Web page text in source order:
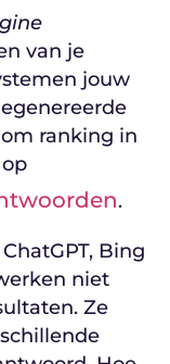
van je
jouw
ranking in
.
Bing
niet
Ze